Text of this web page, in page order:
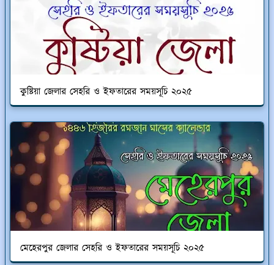
কুষ্টিয়া জেলার সেহরি ও ইফতারের সময়সূচি ২০২৫
মেহেরপুর জেলার সেহরি ও ইফতারের সময়সূচি ২০২৫